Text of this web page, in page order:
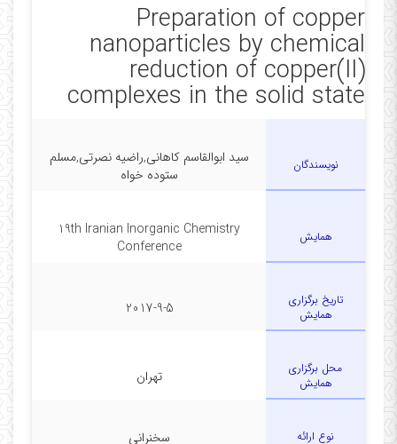
Preparation of copper
nanoparticles by chemical
reduction of copper(II)
complexes in the solid state
نویسندگان
سید ابوالقاسم کاهانی,راضیه نصرتی,مسلم
ستوده خواه
همایش
19th Iranian Inorganic Chemistry
Conference
تاریخ برگزاری
همایش
2017-9-5
محل برگزاری
همایش
تهران
نوع ارائه سخنرانی